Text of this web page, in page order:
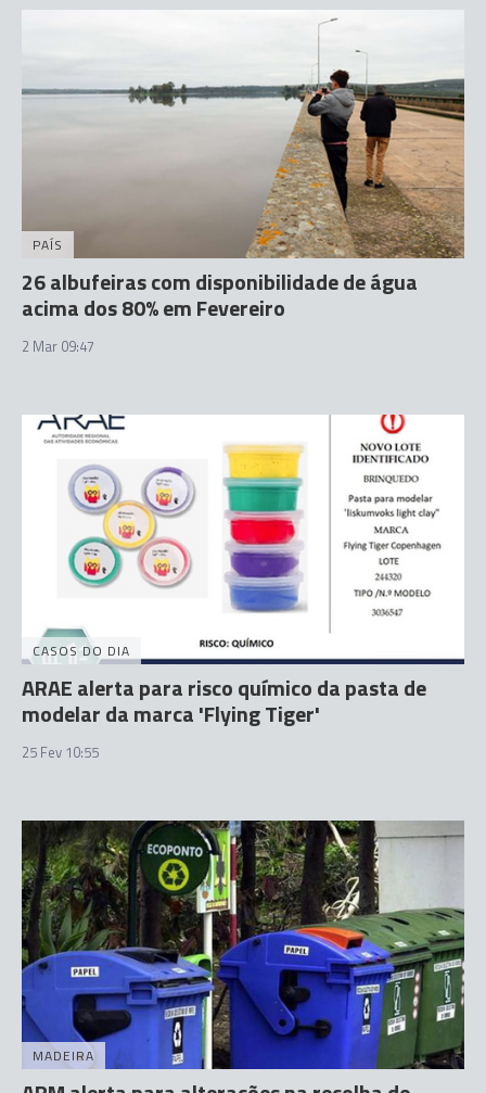
PAÍS
26 albufeiras com disponibilidade de água
acima dos 80% em Fevereiro
2 Mar 09:47
CASOS DO DIA
ARAE alerta para risco químico da pasta de
modelar da marca 'Flying Tiger'
25 Fev 10:55
MADEIRA